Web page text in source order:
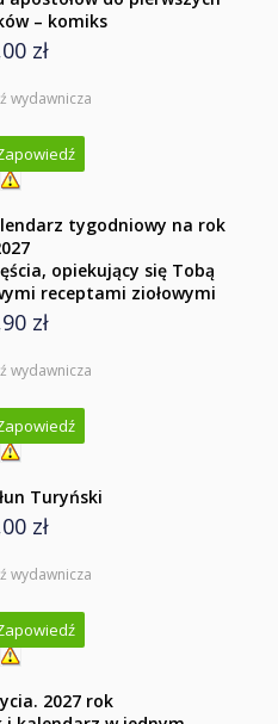
– komiks
zł
wydawnicza
tygodniowy na rok
opiekujący się Tobą
receptami ziołowymi
zł
wydawnicza
Turyński
zł
wydawnicza
2027 rok